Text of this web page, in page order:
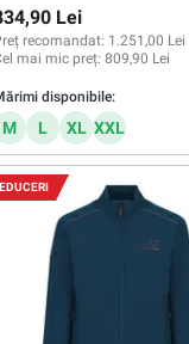
Lei
recomandat: 1.251,00 Lei
mai mic preț: 809,90 Lei
disponibile:
M L XL XXL